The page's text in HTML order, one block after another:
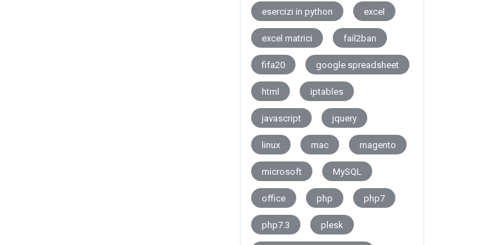
esercizi in python excel
excel matrici fail2ban
fifa20 google spreadsheet
html iptables
javascript jquery
linux mac magento
microsoft MySQL
office php php7
php7.3 plesk